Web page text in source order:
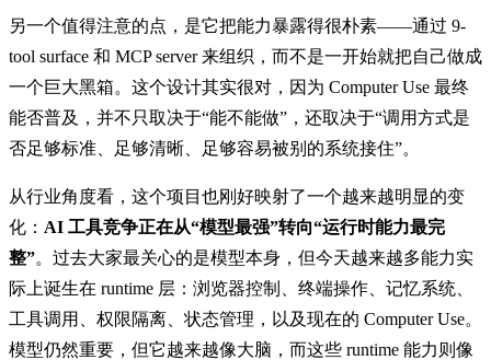
另一个值得注意的点，是它把能力暴露得很朴素——通过 9-
tool surface 和 MCP server 来组织，而不是一开始就把自己做成
一个巨大黑箱。这个设计其实很对，因为 Computer Use 最终
能否普及，并不只取决于“能不能做”，还取决于“调用方式是
否足够标准、足够清晰、足够容易被别的系统接住”。
从行业角度看，这个项目也刚好映射了一个越来越明显的变
化： AI 工具竞争正在从“模型最强”转向“运行时能力最完
整”。过去大家最关心的是模型本身，但今天越来越多能力实
际上诞生在 runtime 层：浏览器控制、终端操作、记忆系统、
工具调用、权限隔离、状态管理，以及现在的 Computer Use。
模型仍然重要，但它越来越像大脑，而这些 runtime 能力则像